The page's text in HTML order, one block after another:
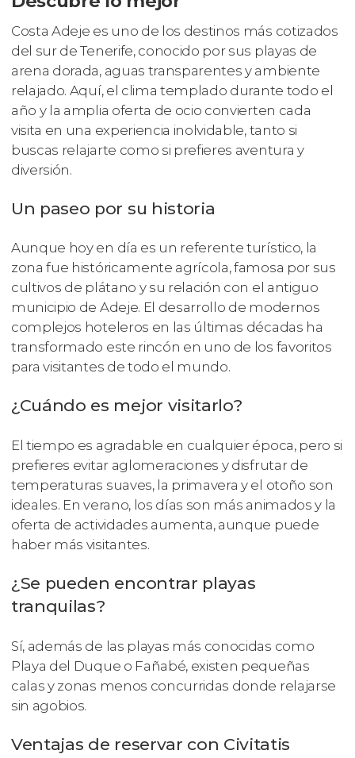
Costa Adeje es uno de los destinos más cotizados
del sur de Tenerife, conocido por sus playas de
arena dorada, aguas transparentes y ambiente
relajado. Aquí, el clima templado durante todo el
año y la amplia oferta de ocio convierten cada
visita en una experiencia inolvidable, tanto si
buscas relajarte como si prefieres aventura y
diversión.
Un paseo por su historia
Aunque hoy en día es un referente turístico, la
zona fue históricamente agrícola, famosa por sus
cultivos de plátano y su relación con el antiguo
municipio de Adeje. El desarrollo de modernos
complejos hoteleros en las últimas décadas ha
transformado este rincón en uno de los favoritos
para visitantes de todo el mundo.
¿Cuándo es mejor visitarlo?
El tiempo es agradable en cualquier época, pero si
prefieres evitar aglomeraciones y disfrutar de
temperaturas suaves, la primavera y el otoño son
ideales. En verano, los días son más animados y la
oferta de actividades aumenta, aunque puede
haber más visitantes.
¿Se pueden encontrar playas
tranquilas?
Sí, además de las playas más conocidas como
Playa del Duque o Fañabé, existen pequeñas
calas y zonas menos concurridas donde relajarse
sin agobios.
Ventajas de reservar con Civitatis